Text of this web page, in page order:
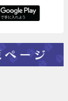
170,000pt